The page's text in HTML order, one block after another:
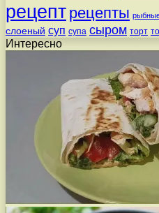
рецепт рецепты
слоеный суп супа сыром торт
Интересно